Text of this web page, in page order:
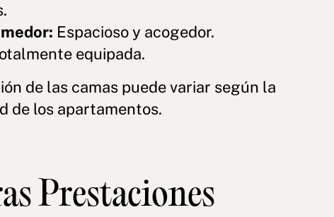
Espacioso y acogedor.
equipada.
de las camas puede variar según la
de los apartamentos.
Prestaciones